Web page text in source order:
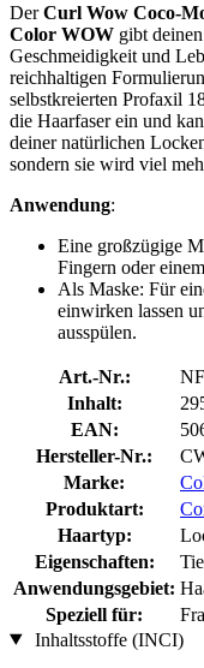
DerCurl Wow Coco-
Color WOW gibt
Geschmeidigkeit und
reichhaltigen
selbstkreierten Profaxil
die Haarfaser ein und
deiner natürlichen
sondern sie wird viel
Anwendung:
Eine großzügige
Fingern oder
Als Maske: Für
einwirken lassen
ausspülen.
Art.-Nr.:
Inhalt:
EAN:
Hersteller-Nr.:
Marke:
Produktart:
Haartyp:
Eigenschaften:
Anwendungsgebiet:
Speziell für:
Inhaltsstoffe (INCI)